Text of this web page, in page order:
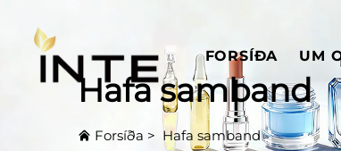
FORSÍÐA UM
Hafa samband
Forsíða > Hafa samband